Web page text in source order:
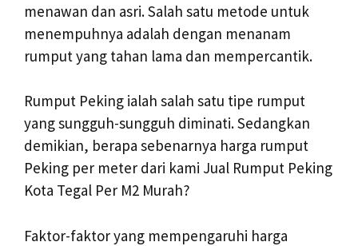
menawan dan asri. Salah satu metode untuk
menempuhnya adalah dengan menanam
rumput yang tahan lama dan mempercantik.
Rumput Peking ialah salah satu tipe rumput
yang sungguh-sungguh diminati. Sedangkan
demikian, berapa sebenarnya harga rumput
Peking per meter dari kami Jual Rumput Peking
Kota Tegal Per M2 Murah?
Faktor-faktor yang mempengaruhi harga